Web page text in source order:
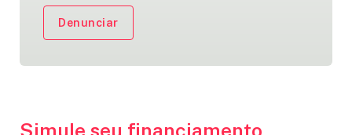
Denunciar
Simule seu financiamento